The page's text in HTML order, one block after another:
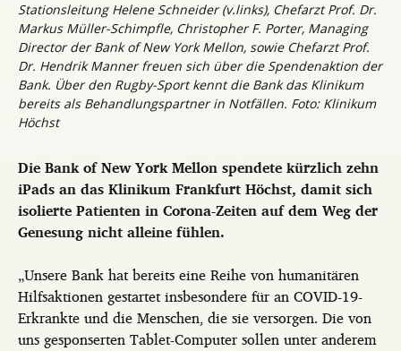
Stationsleitung Helene Schneider (v.links), Chefarzt Prof. Dr.
Markus Müller-Schimpfle, Christopher F. Porter, Managing
Director der Bank of New York Mellon, sowie Chefarzt Prof.
Dr. Hendrik Manner freuen sich über die Spendenaktion der
Bank. Über den Rugby-Sport kennt die Bank das Klinikum
bereits als Behandlungspartner in Notfällen. Foto: Klinikum
Höchst
Die Bank of New York Mellon spendete kürzlich zehn
iPads an das Klinikum Frankfurt Höchst, damit sich
isolierte Patienten in Corona-Zeiten auf dem Weg der
Genesung nicht alleine fühlen.
„Unsere Bank hat bereits eine Reihe von humanitären
Hilfsaktionen gestartet insbesondere für an COVID-19-
Erkrankte und die Menschen, die sie versorgen. Die von
uns gesponserten Tablet-Computer sollen unter anderem